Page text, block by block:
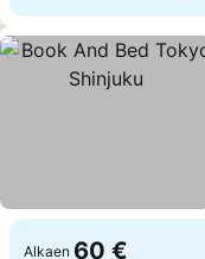
Alkaen 60 €